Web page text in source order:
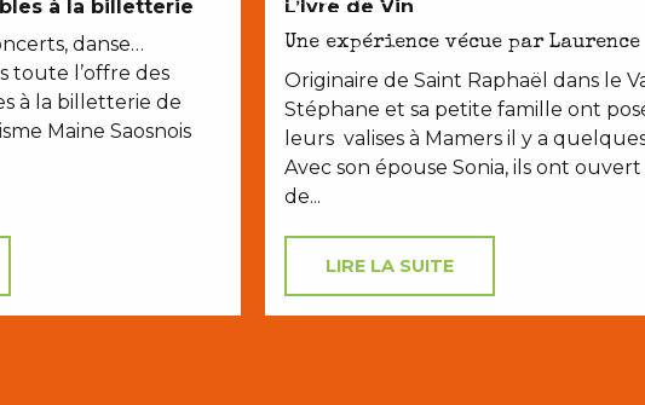
à la billetterie
danse…
toute l’offre des
à la billetterie de
Maine Saosnois
L’Ivre de Vin
Une expérience vécue par Laurence
Originaire de Saint Raphaël dans le
Stéphane et sa petite famille ont
leurs valises à Mamers il y a
Avec son épouse Sonia, ils ont ouvert
de...
LIRE LA SUITE